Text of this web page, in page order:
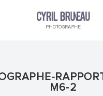
PHOTOGRAPHE
M6-2